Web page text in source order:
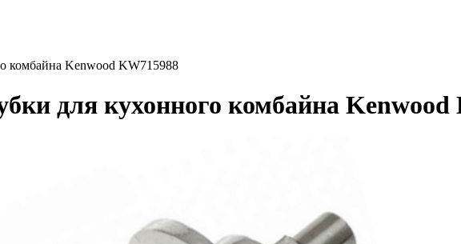
комбайна Kenwood KW715988
для кухонного комбайна Kenwood